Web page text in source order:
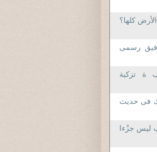
كلها؟
رسمى
ة تزكية
فى حديث
ليس جزْءا